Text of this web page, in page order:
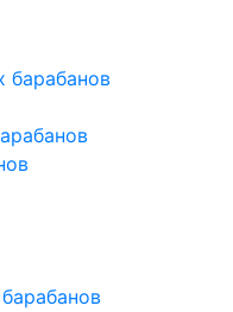
барабанов